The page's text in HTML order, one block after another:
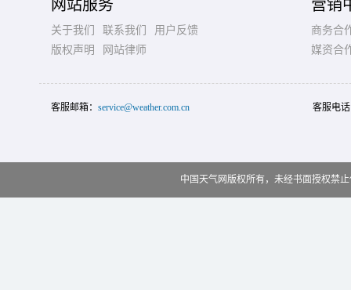
网站服务
关于我们 联系我们
用户反馈
版权声明
网站律师
营销
商务合
媒资合
客服邮箱： service@weather.com.cn 客服电
中国天气网版权所有，未经书面授权